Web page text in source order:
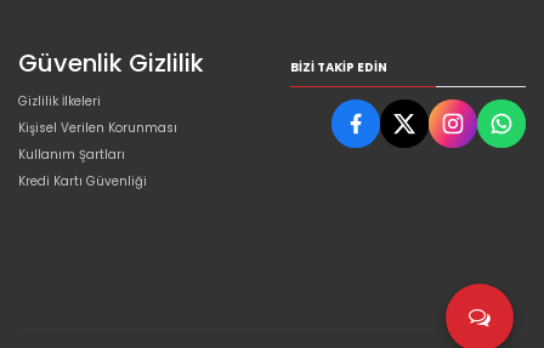
Güvenlik Gizlilik
Gizlilik İlkeleri
Kişisel Verilen Korunması
Kullanım Şartları
Kredi Kartı Güvenliği
BIZI TAKIP EDIN